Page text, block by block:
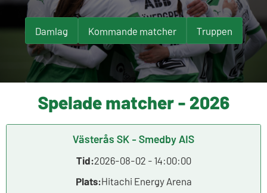
Damlag Kommande matcher Truppen
Spelade matcher - 2026
Västerås SK - Smedby AIS
Tid:2026-08-02 - 14:00:00
Plats:Hitachi Energy Arena